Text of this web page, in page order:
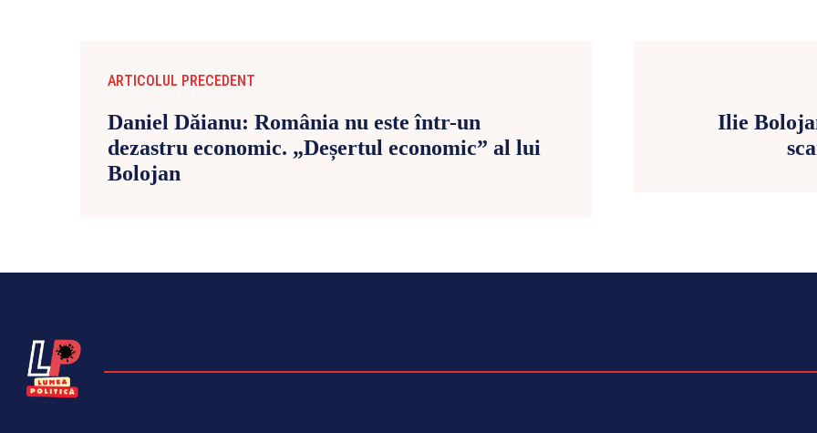
ARTICOLUL PRECEDENT
Daniel Dăianu: România nu este într-un
dezastru economic. „Deșertul economic” al lui
Bolojan
Ilie